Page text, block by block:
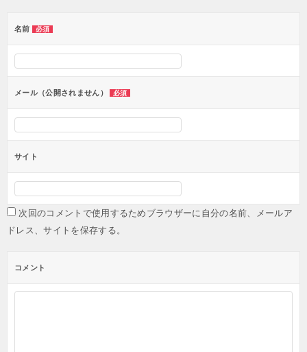
シ
ョ
ン
名前 必須
メール（公開されません） 必須
サイト
次回のコメントで使用するためブラウザーに自分の名前、メールア
ドレス、サイトを保存する。
コメント